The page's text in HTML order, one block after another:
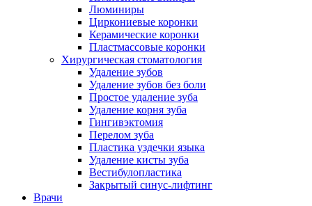
Люминиры
Циркониевые коронки
Керамические коронки
Пластмассовые коронки
Хирургическая стоматология
Удаление зубов
Удаление зубов без боли
Простое удаление зуба
Удаление корня зуба
Гингивэктомия
Перелом зуба
Пластика уздечки языка
Удаление кисты зуба
Вестибулопластика
Закрытый синус-лифтинг
Врачи